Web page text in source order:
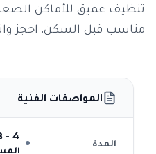
تنظيف عميق للأماكن
مناسب قبل السكن. احجز
المواصفات الفنية
المدة